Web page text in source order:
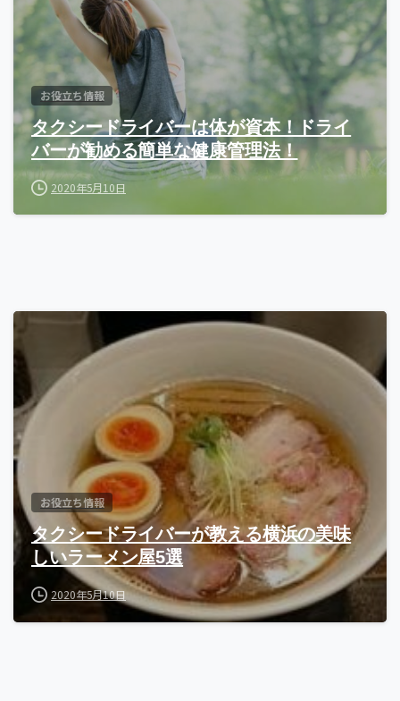
お役立ち情報
タクシードライバーは体が資本！ドライ
バーが勧める簡単な健康管理法！
2020年5月10日
お役立ち情報
タクシードライバーが教える横浜の美味
しいラーメン屋5選
2020年5月10日